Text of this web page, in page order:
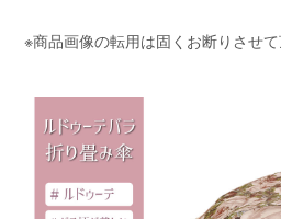
※商品画像の転用は固くお断りさせて